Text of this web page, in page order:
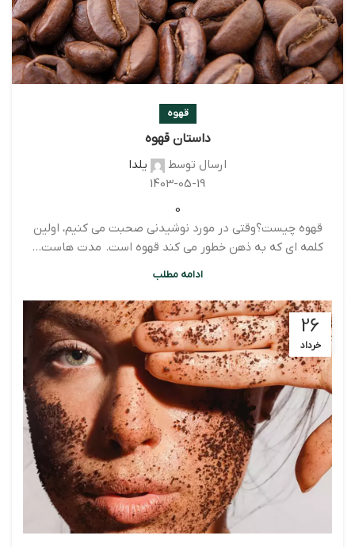
قهوه
داستان قهوه
ارسال توسط
یلدا
1403-05-19
0
قهوه چیست؟وقتی در مورد نوشیدنی صحبت می کنیم، اولین
کلمه ای که به ذهن خطور می کند قهوه است. مدت هاست...
ادامه مطلب
26
خرداد